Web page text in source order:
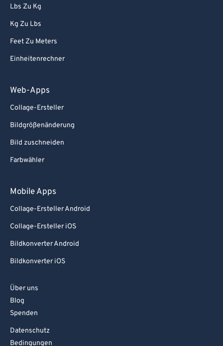
Lbs Zu Kg
Kg Zu Lbs
Feet Zu Meters
Einheitenrechner
Web-Apps
Collage-Ersteller
Bildgrößenänderung
Bild zuschneiden
Farbwähler
Mobile Apps
Collage-Ersteller Android
Collage-Ersteller iOS
Bildkonverter Android
Bildkonverter iOS
Über uns
Blog
Spenden
Datenschutz
Bedingungen